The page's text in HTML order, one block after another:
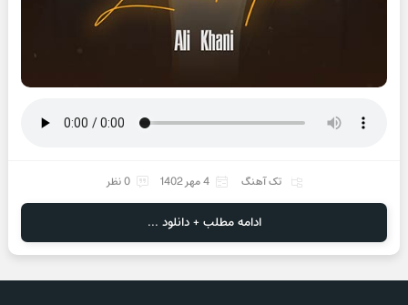
تک آهنگ 4 مهر 1402 0 نظر
ادامه مطلب + دانلود ...